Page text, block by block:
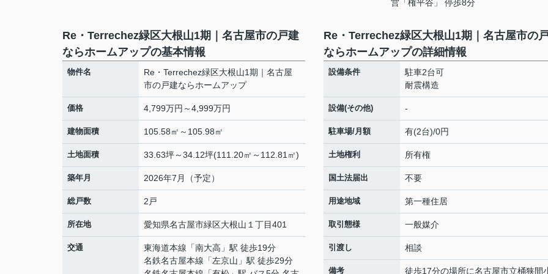
営「権平谷」 停歩8分
Re・Terrechez緑区大根山1期｜名古屋市の戸建
ならホームアップの基本情報
物件名
Re・Terrechez緑区大根山1期｜名古屋
市の戸建ならホームアップ
価格 4,799万円～4,999万円
建物面積 105.58㎡～105.98㎡
土地面積 33.63坪～34.12坪(111.20㎡～112.81㎡)
築年月 2026年7月（予定）
総戸数 2戸
所在地 愛知県名古屋市緑区大根山 １丁目401
交通 東海道本線 「南大高 」駅 徒歩19分
名鉄名古屋本線 「左京山 」駅 徒歩29分
Re・Terrechez緑区大根山1期｜名古屋市の
ならホームアップの詳細情報
設備条件
駐車2台可
耐震構造
設備(その他) -
駐車場/月額 有(2台)/0円
土地権利 所有権
国土法届出 不要
用途地域 第一種住居
取引態様 一般媒介
引渡し 相談
備考
徒歩17分の場所に名古屋市立桶狭間